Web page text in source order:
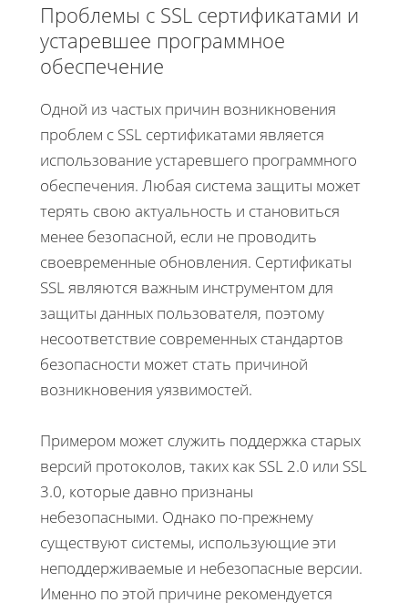
Проблемы с SSL сертификатами и
устаревшее программное
обеспечение
Одной из частых причин возникновения
проблем с SSL сертификатами является
использование устаревшего программного
обеспечения. Любая система защиты может
терять свою актуальность и становиться
менее безопасной, если не проводить
своевременные обновления. Сертификаты
SSL являются важным инструментом для
защиты данных пользователя, поэтому
несоответствие современных стандартов
безопасности может стать причиной
возникновения уязвимостей.
Примером может служить поддержка старых
версий протоколов, таких как SSL 2.0 или SSL
3.0, которые давно признаны
небезопасными. Однако по-прежнему
существуют системы, использующие эти
неподдерживаемые и небезопасные версии.
Именно по этой причине рекомендуется